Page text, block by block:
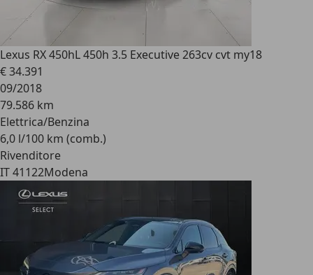
Lexus RX 450hL 450h 3.5 Executive 263cv cvt my18
€ 34.391
09/2018
79.586 km
Elettrica/Benzina
6,0 l/100 km (comb.)
Rivenditore
IT 41122Modena